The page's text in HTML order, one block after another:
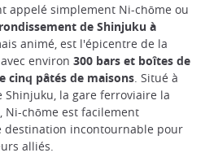
appelé simplement Ni-chōme ou
de Shinjuku à
animé, est l'épicentre de la
environ 300 bars et boîtes de
cinq pâtés de maisons. Situé à
la gare ferroviaire la
Ni-chōme est facilement
destination incontournable pour
alliés.